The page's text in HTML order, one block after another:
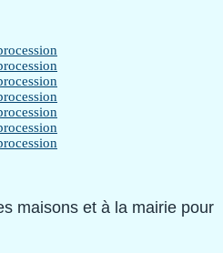
maisons et à la mairie pour